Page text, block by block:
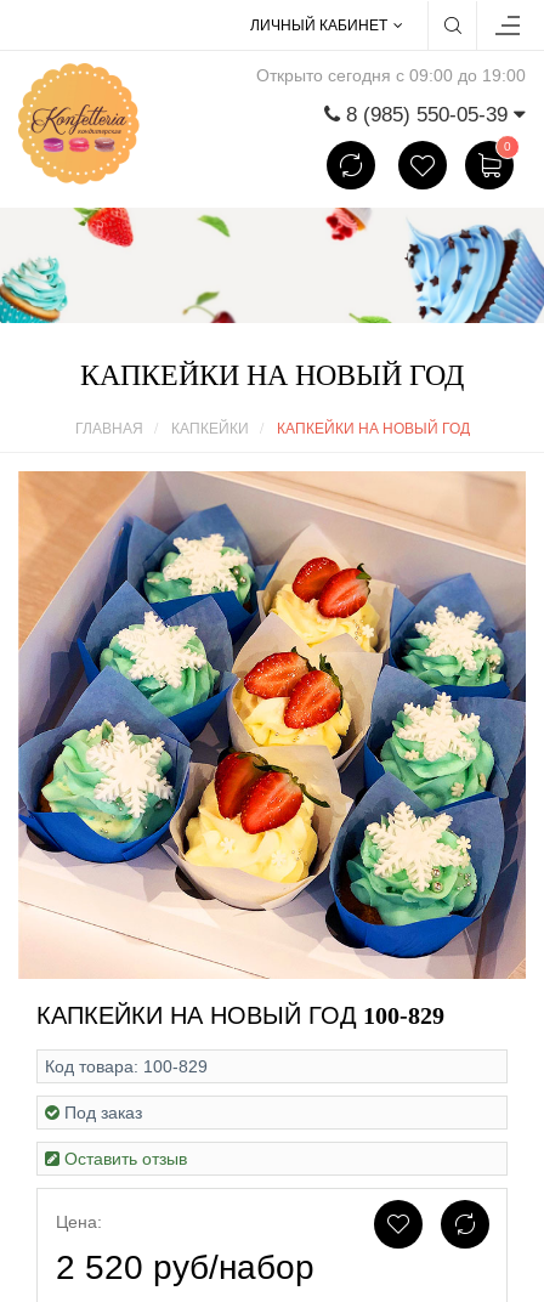
ЛИЧНЫЙ КАБИНЕТ
Открыто сегодня с 09:00 до 19:00
8 (985) 550-05-39
0
КАПКЕЙКИ НА НОВЫЙ ГОД
ГЛАВНАЯ КАПКЕЙКИ КАПКЕЙКИ НА НОВЫЙ ГОД
КАПКЕЙКИ НА НОВЫЙ ГОД 100-829
Код товара: 100-829
Под заказ
Оставить отзыв
Цена:
2 520 руб/набор